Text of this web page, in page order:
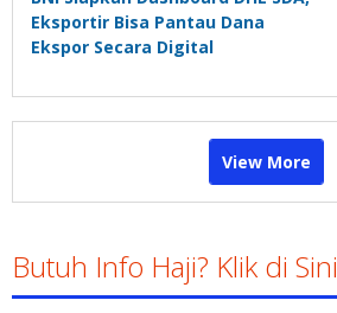
Eksportir Bisa Pantau Dana
Ekspor Secara Digital
View More
Butuh Info Haji? Klik di Sini